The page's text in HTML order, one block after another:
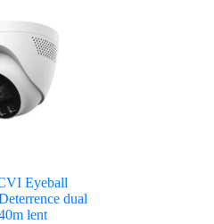
Eyeball
dual
lent